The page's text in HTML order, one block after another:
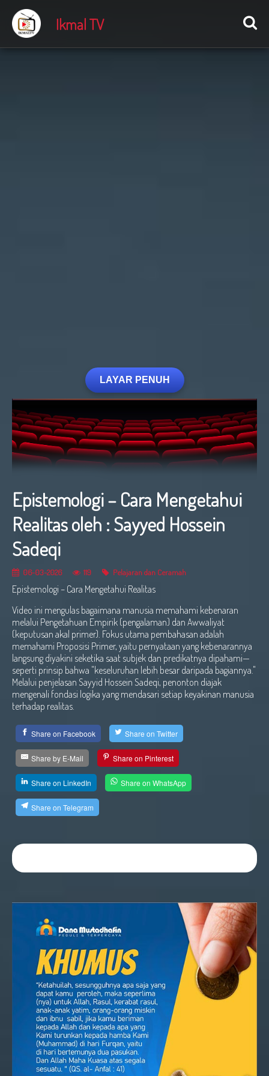
Ikmal TV
LAYAR PENUH
Epistemologi – Cara Mengetahui
Realitas oleh : Sayyed Hossein
Sadeqi
06-03-2026 119 Pelajaran dan Ceramah
Epistemologi – Cara Mengetahui Realitas
Video ini mengulas bagaimana manusia memahami kebenaran
melalui Pengetahuan Empirik (pengalaman) dan Awwaliyat
(keputusan akal primer). Fokus utama pembahasan adalah
memahami Proposisi Primer, yaitu pernyataan yang kebenarannya
langsung diyakini seketika saat subjek dan predikatnya dipahami—
seperti prinsip bahwa "keseluruhan lebih besar daripada bagiannya."
Melalui penjelasan Sayyid Hossein Sadeqi, penonton diajak
mengenali fondasi logika yang mendasari setiap keyakinan manusia
terhadap realitas.
Share on Facebook Share on Twitter
Share by E-Mail Share on Pinterest
Share on LinkedIn Share on WhatsApp
Share on Telegram